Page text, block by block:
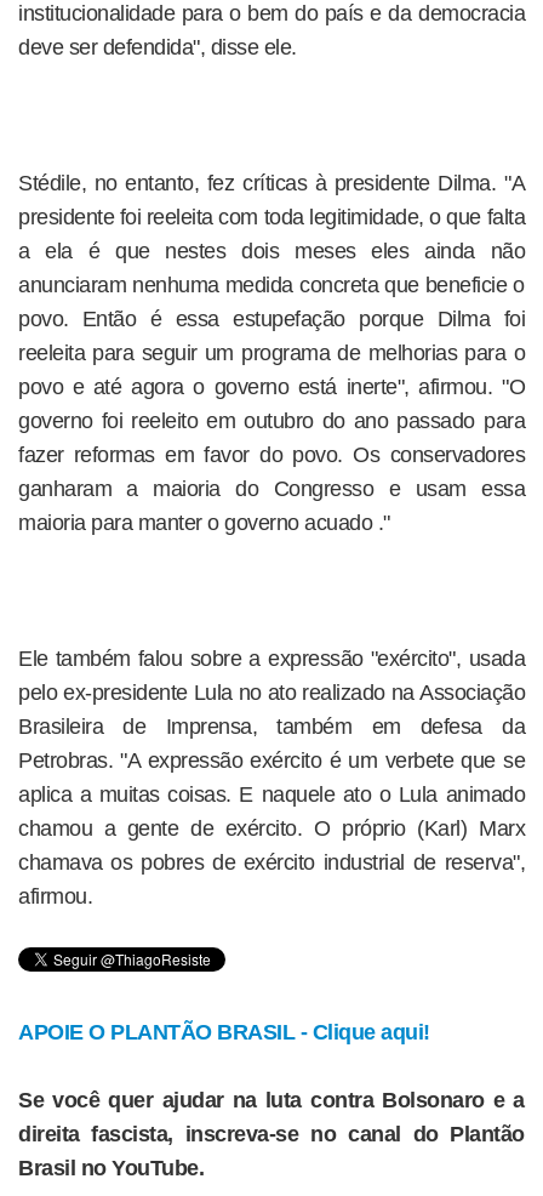
institucionalidade para o bem do país e da democracia
deve ser defendida", disse ele.
Stédile, no entanto, fez críticas à presidente Dilma. "A
presidente foi reeleita com toda legitimidade, o que falta
a ela é que nestes dois meses eles ainda não
anunciaram nenhuma medida concreta que beneficie o
povo. Então é essa estupefação porque Dilma foi
reeleita para seguir um programa de melhorias para o
povo e até agora o governo está inerte", afirmou. "O
governo foi reeleito em outubro do ano passado para
fazer reformas em favor do povo. Os conservadores
ganharam a maioria do Congresso e usam essa
maioria para manter o governo acuado ."
Ele também falou sobre a expressão "exército", usada
pelo ex-presidente Lula no ato realizado na Associação
Brasileira de Imprensa, também em defesa da
Petrobras. "A expressão exército é um verbete que se
aplica a muitas coisas. E naquele ato o Lula animado
chamou a gente de exército. O próprio (Karl) Marx
chamava os pobres de exército industrial de reserva",
afirmou.
APOIE O PLANTÃO BRASIL - Clique aqui!
Se você quer ajudar na luta contra Bolsonaro e a
direita fascista, inscreva-se no canal do Plantão
Brasil no YouTube.